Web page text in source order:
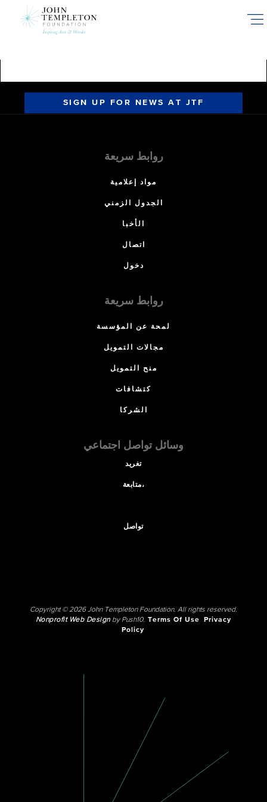
SIGN UP FOR NEWS AT JTF
روابط سريعة
مواد إعلامية
الجدول الزمني
الأخبا
اتصال
دخول
روابط سريعة
لمحة عن المؤسسة
مجالات التمويل
منح التمويل
كتشافات
الشركا
وسائل تواصل اجتماعي
تغريد
متابعة،
تواصل
Copyright © 2026 John Templeton Foundation. All rights reserved.
Nonprofit Web Designby Push10. Terms Of Use
Privacy
Policy